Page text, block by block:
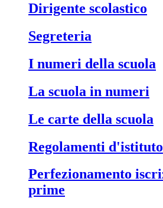
dirigente scolastico
segreteria
i numeri della scuola
la scuola in numeri
le carte della scuola
regolamenti d'istituto
perfezionamento iscrizioni classi
prime